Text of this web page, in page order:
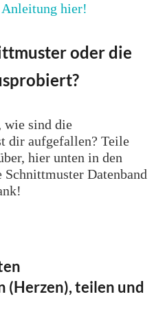
hier!
oder die
wie sind die
dir aufgefallen? Teile
hier unten in den
Datenband
(Herzen), teilen und